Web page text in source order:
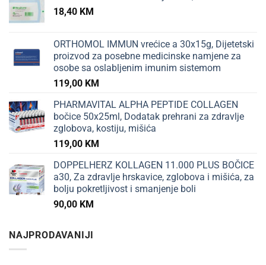
18,40 KM
ORTHOMOL IMMUN vrećice a 30x15g, Dijetetski
proizvod za posebne medicinske namjene za
osobe sa oslabljenim imunim sistemom
119,00 KM
PHARMAVITAL ALPHA PEPTIDE COLLAGEN
bočice 50x25ml, Dodatak prehrani za zdravlje
zglobova, kostiju, mišića
119,00 KM
DOPPELHERZ KOLLAGEN 11.000 PLUS BOČICE
a30, Za zdravlje hrskavice, zglobova i mišića, za
bolju pokretljivost i smanjenje boli
90,00 KM
NAJPRODAVANIJI